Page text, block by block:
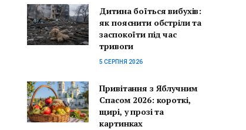
Дитина боїться вибухів:
як пояснити обстріли та
заспокоїти під час
тривоги
5 СЕРПНЯ 2026
Привітання з Яблучним
Спасом 2026: короткі,
щирі, у прозі та
картинках